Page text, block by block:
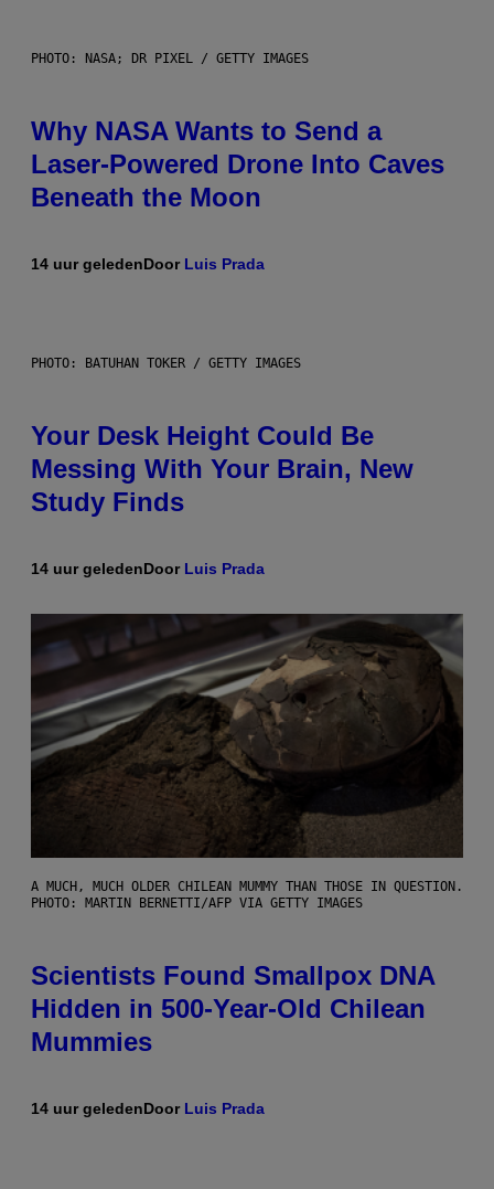
PHOTO: NASA; DR PIXEL / GETTY IMAGES
Why NASA Wants to Send a
Laser-Powered Drone Into Caves
Beneath the Moon
14 uur geledenDoor Luis Prada
PHOTO: BATUHAN TOKER / GETTY IMAGES
Your Desk Height Could Be
Messing With Your Brain, New
Study Finds
14 uur geledenDoor Luis Prada
A MUCH, MUCH OLDER CHILEAN MUMMY THAN THOSE IN QUESTION.
PHOTO: MARTIN BERNETTI/AFP VIA GETTY IMAGES
Scientists Found Smallpox DNA
Hidden in 500-Year-Old Chilean
Mummies
14 uur geledenDoor Luis Prada